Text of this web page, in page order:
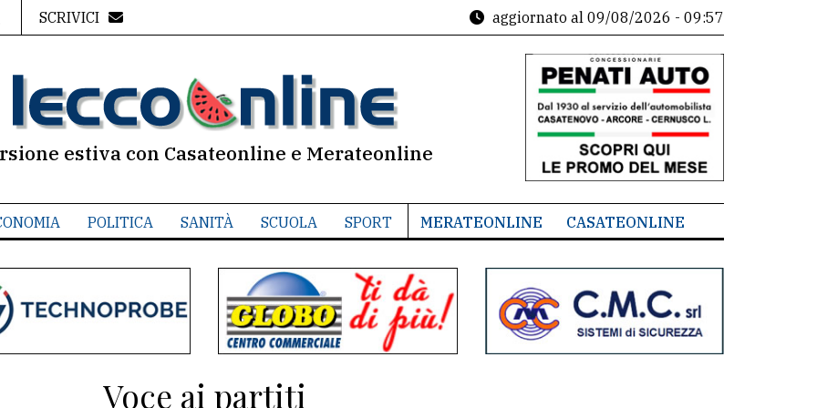
SCRIVICI aggiornato al 09/08/2026 - 09:57
estiva con Casateonline e Merateonline
POLITICA SANITÀ SCUOLA SPORT MERATEONLINE CASATEONLINE
Voce ai partiti